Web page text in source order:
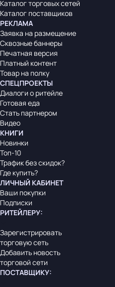
Каталог торговых сетей
Каталог поставщиков
РЕКЛАМА
Заявка на размещение
Сквозные баннеры
Печатная версия
Платный контент
Товар на полку
СПЕЦПРОЕКТЫ
Диалоги о ритейле
Готовая еда
Стать партнером
Видео
КНИГИ
Новинки
Топ-10
Трафик без скидок?
Где купить?
ЛИЧНЫЙ КАБИНЕТ
Ваши покупки
Подписки
РИТЕЙЛЕРУ:
Зарегистрировать
торговую сеть
Добавить новость
торговой сети
ПОСТАВЩИКУ: